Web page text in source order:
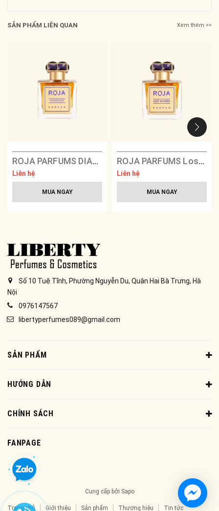
SẢN PHẨM LIÊN QUAN Xem thêm >>
ROJA PARFUMS DIAGHILEV Parfum
Liên hệ
MUA NGAY
ROJA PARFUMS Lost In Paris Parfum
Liên hệ
MUA NGAY
Số 10 Tuệ Tĩnh, Phường Nguyễn Du, Quận Hai Bà Trưng, Hà
Nội
0976147567
libertyperfumes089@gmail.com
SẢN PHẨM
HƯỚNG DẪN
CHÍNH SÁCH
FANPAGE
Cung cấp bởi Sapo
Trang chủ Giới thiệu Sản phẩm Thương hiệu Tin tức